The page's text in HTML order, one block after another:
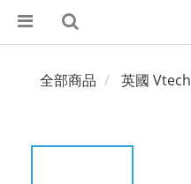
全部商品 英國 Vtech